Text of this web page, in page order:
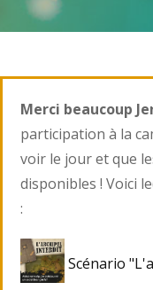
Merci beaucoup
participation à la
voir le jour et que
disponibles ! Voici
:
Scénario